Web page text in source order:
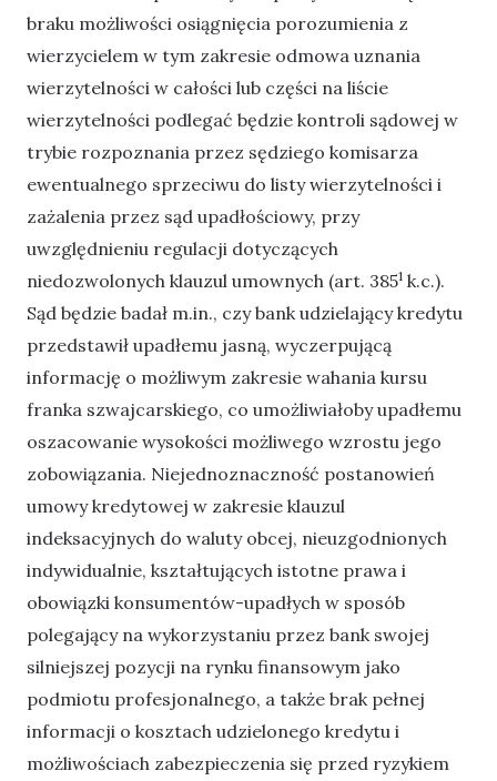
braku możliwości osiągnięcia porozumienia z
wierzycielem w tym zakresie odmowa uznania
wierzytelności w całości lub części na liście
wierzytelności podlegać będzie kontroli sądowej w
trybie rozpoznania przez sędziego komisarza
ewentualnego sprzeciwu do listy wierzytelności i
zażalenia przez sąd upadłościowy, przy
uwzględnieniu regulacji dotyczących
niedozwolonych klauzul umownych (art. 3851 k.c.).
Sąd będzie badał m.in., czy bank udzielający kredytu
przedstawił upadłemu jasną, wyczerpującą
informację o możliwym zakresie wahania kursu
franka szwajcarskiego, co umożliwiałoby upadłemu
oszacowanie wysokości możliwego wzrostu jego
zobowiązania. Niejednoznaczność postanowień
umowy kredytowej w zakresie klauzul
indeksacyjnych do waluty obcej, nieuzgodnionych
indywidualnie, kształtujących istotne prawa i
obowiązki konsumentów-upadłych w sposób
polegający na wykorzystaniu przez bank swojej
silniejszej pozycji na rynku finansowym jako
podmiotu profesjonalnego, a także brak pełnej
informacji o kosztach udzielonego kredytu i
możliwościach zabezpieczenia się przed ryzykiem